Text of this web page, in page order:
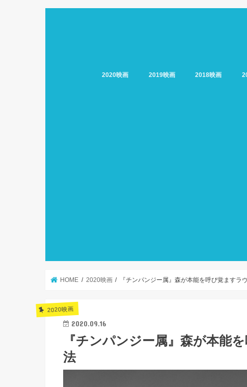
2020映画 2019映画 2018映画
HOME 2020映画 『チンパンジー属』森が本能を呼び覚ますラ
2020映画
2020.09.16
『チンパンジー属』森が本能
法